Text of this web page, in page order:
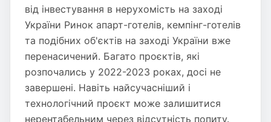
від інвестування в нерухомість на заході
України Ринок апарт-готелів, кемпінг-готелів
та подібних об'єктів на заході України вже
перенасичений. Багато проєктів, які
розпочались у 2022-2023 роках, досі не
завершені. Навіть найсучасніший і
технологічний проєкт може залишитися
нерентабельним через відсутність попиту.